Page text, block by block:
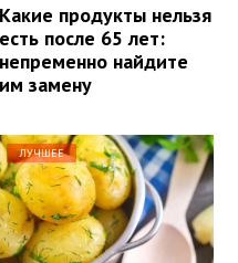
Какие продукты нельзя
есть после 65 лет:
непременно найдите
им замену
ЛУЧШЕЕ